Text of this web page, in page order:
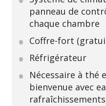
panneau de
chaque chambre
Coffre-fort
Réfrigérateur
Nécessaire à thé
bienvenue avec